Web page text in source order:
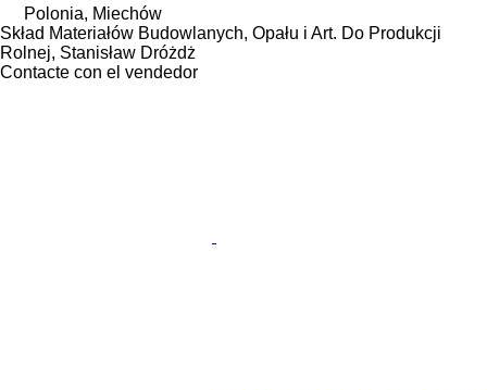
Polonia, Miechów
Skład Materiałów Budowlanych, Opału i Art. Do Produkcji
Rolnej, Stanisław Dróżdż
Contacte con el vendedor